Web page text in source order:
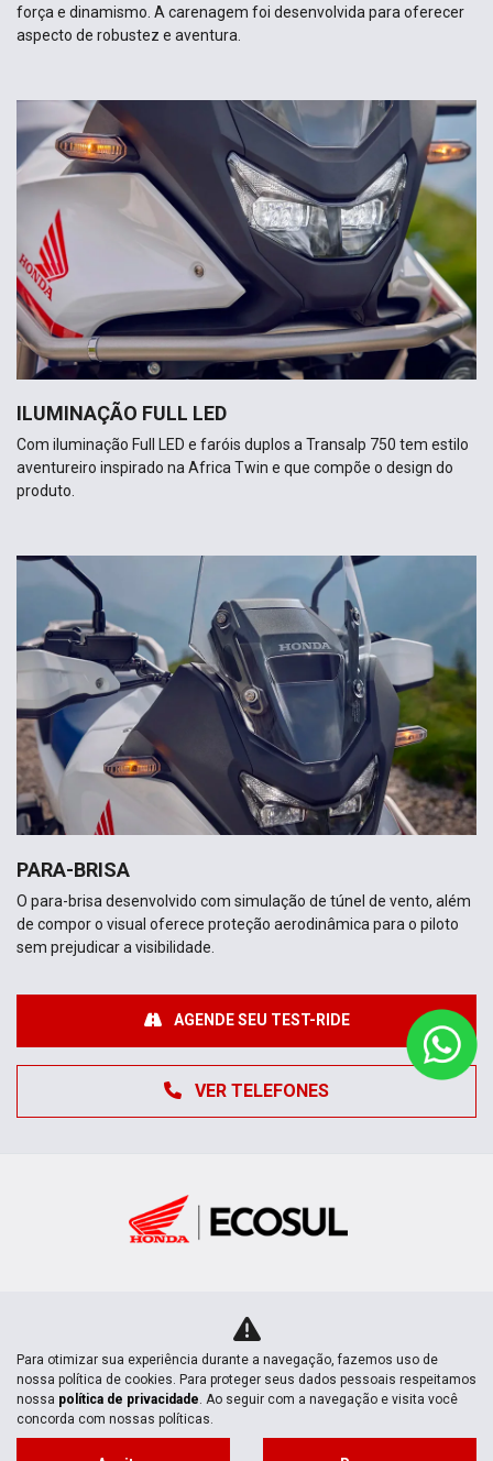
força e dinamismo. A carenagem foi desenvolvida para oferecer
aspecto de robustez e aventura.
ILUMINAÇÃO FULL LED
Com iluminação Full LED e faróis duplos a Transalp 750 tem estilo
aventureiro inspirado na Africa Twin e que compõe o design do
produto.
PARA-BRISA
O para-brisa desenvolvido com simulação de túnel de vento, além
de compor o visual oferece proteção aerodinâmica para o piloto
sem prejudicar a visibilidade.
VER TELEFONES
AGENDE SEU TEST-RIDE
Mapa do site
Para otimizar sua experiência durante a navegação, fazemos uso de
nossa política de cookies. Para proteger seus dados pessoais respeitamos
nossa política de privacidade. Ao seguir com a navegação e visita você
concorda com nossas políticas.